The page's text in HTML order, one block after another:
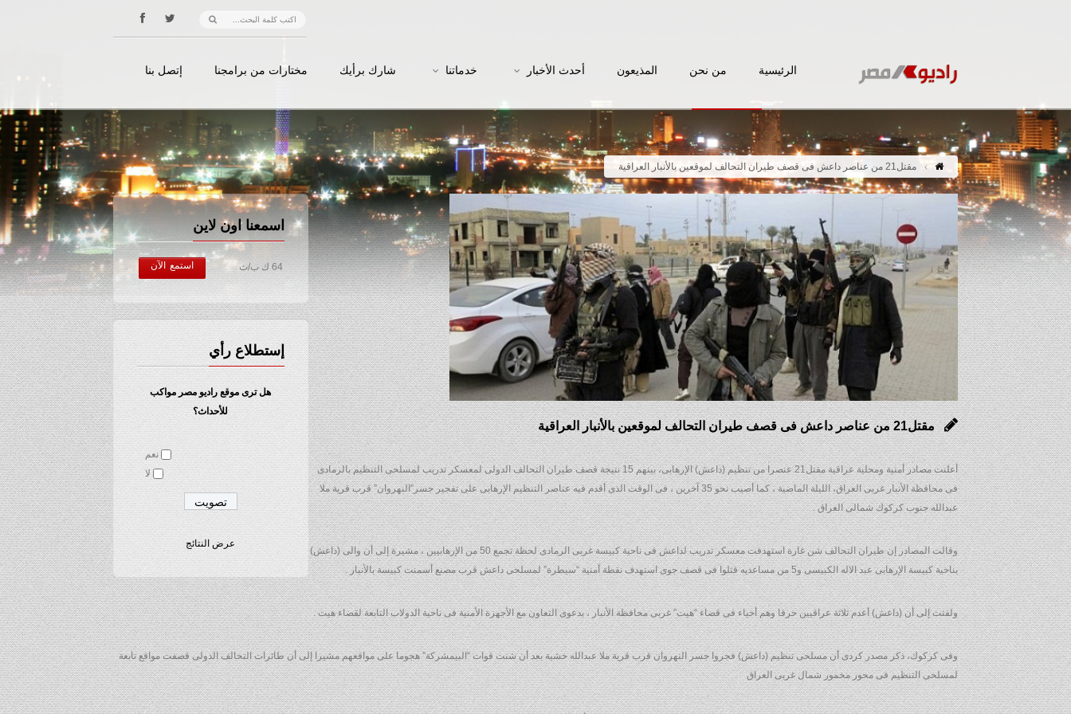
الرئيسية من نحن المذيعون أحدث الأخبار خدماتنا شارك برأيك مختارات من برامجنا إتصل بنا
مقتل21 من عناصر داعش فى قصف طيران التحالف لموقعين بالأنبار العراقية
اسمعنا اون لاين
64 ك ب/ث استمع الآن
إستطلاع رأي
هل ترى موقع راديو مصر مواكب
للأحداث؟
نعم
لا
عرض النتائج
مقتل21 من عناصر داعش فى قصف طيران التحالف لموقعين بالأنبار العراقية
أعلنت مصادر أمنية ومحلية عراقية مقتل21 عنصرا من تنظيم (داعش) الإرهابى، بينهم 15 نتيجة قصف طيران التحالف الدولى لمعسكر تدريب لمسلحى التنظيم بالرمادى
فى محافظة الأنبار غربى العراق، الليلة الماضية ، كما أصيب نحو 35 آخرين ، فى الوقت الذى أقدم فيه عناصر التنظيم الإرهابى على تفجير جسر”النهروان” قرب قرية ملا
عبدالله جنوب كركوك شمالى العراق .
وقالت المصادر إن طيران التحالف شن غارة استهدفت معسكر تدريب لداعش فى ناحية كبيسة غربى الرمادى لحظة تجمع 50 من الإرهابيين ، مشيرة إلى أن والى (داعش)
بناحية كبيسة الإرهابى عبد الاله الكبيسى و5 من مساعديه قتلوا فى قصف جوى استهدف نقطة أمنية “سيطرة” لمسلحى داعش قرب مصنع أسمنت كبيسة بالأنبار .
ولفتت إلى أن (داعش) أعدم ثلاثة عراقيين حرقا وهم أحياء فى قضاء “هيت” غربى محافظة الأنبار ، بدعوى التعاون مع الأجهزة الأمنية فى ناحية الدولاب التابعة لقضاء هيت .
وفى كركوك، ذكر مصدر كردى أن مسلحى تنظيم (داعش) فجروا جسر النهروان قرب قرية ملا عبدالله خشية بعد أن شنت قوات “البيمشركة” هجوما على مواقعهم مشيرا إلى أن طائرات التحالف الدولى قصفت مواقع تابعة
لمسلحى التنظيم فى محور مخمور شمال غربى العراق